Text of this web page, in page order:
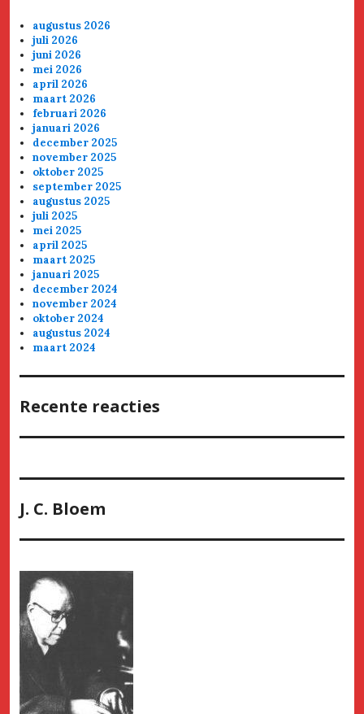
augustus 2026
juli 2026
juni 2026
mei 2026
april 2026
maart 2026
februari 2026
januari 2026
december 2025
november 2025
oktober 2025
september 2025
augustus 2025
juli 2025
mei 2025
april 2025
maart 2025
januari 2025
december 2024
november 2024
oktober 2024
augustus 2024
maart 2024
Recente reacties
J. C. Bloem